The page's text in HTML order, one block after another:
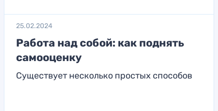
25.02.2024
Работа над собой: как поднять
самооценку
Существует несколько простых способов